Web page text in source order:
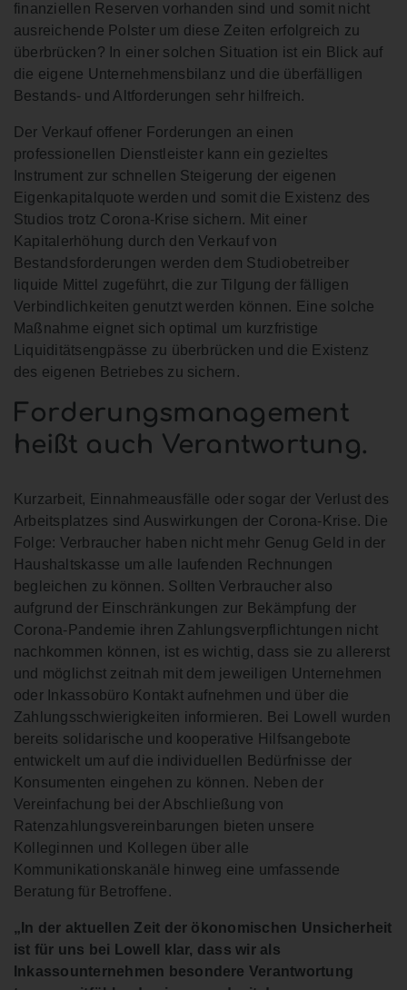
finanziellen Reserven vorhanden sind und somit nicht
ausreichende Polster um diese Zeiten erfolgreich zu
überbrücken? In einer solchen Situation ist ein Blick auf
die eigene Unternehmensbilanz und die überfälligen
Bestands- und Altforderungen sehr hilfreich.
Der Verkauf offener Forderungen an einen
professionellen Dienstleister kann ein gezieltes
Instrument zur schnellen Steigerung der eigenen
Eigenkapitalquote werden und somit die Existenz des
Studios trotz Corona-Krise sichern. Mit einer
Kapitalerhöhung durch den Verkauf von
Bestandsforderungen werden dem Studiobetreiber
liquide Mittel zugeführt, die zur Tilgung der fälligen
Verbindlichkeiten genutzt werden können. Eine solche
Maßnahme eignet sich optimal um kurzfristige
Liquiditätsengpässe zu überbrücken und die Existenz
des eigenen Betriebes zu sichern.
Forderungsmanagement
heißt auch Verantwortung.
Kurzarbeit, Einnahmeausfälle oder sogar der Verlust des
Arbeitsplatzes sind Auswirkungen der Corona-Krise. Die
Folge: Verbraucher haben nicht mehr Genug Geld in der
Haushaltskasse um alle laufenden Rechnungen
begleichen zu können. Sollten Verbraucher also
aufgrund der Einschränkungen zur Bekämpfung der
Corona-Pandemie ihren Zahlungsverpflichtungen nicht
nachkommen können, ist es wichtig, dass sie zu allererst
und möglichst zeitnah mit dem jeweiligen Unternehmen
oder Inkassobüro Kontakt aufnehmen und über die
Zahlungsschwierigkeiten informieren. Bei Lowell wurden
bereits solidarische und kooperative Hilfsangebote
entwickelt um auf die individuellen Bedürfnisse der
Konsumenten eingehen zu können. Neben der
Vereinfachung bei der Abschließung von
Ratenzahlungsvereinbarungen bieten unsere
Kolleginnen und Kollegen über alle
Kommunikationskanäle hinweg eine umfassende
Beratung für Betroffene.
„In der aktuellen Zeit der ökonomischen Unsicherheit
ist für uns bei Lowell klar, dass wir als
Inkassounternehmen besondere Verantwortung